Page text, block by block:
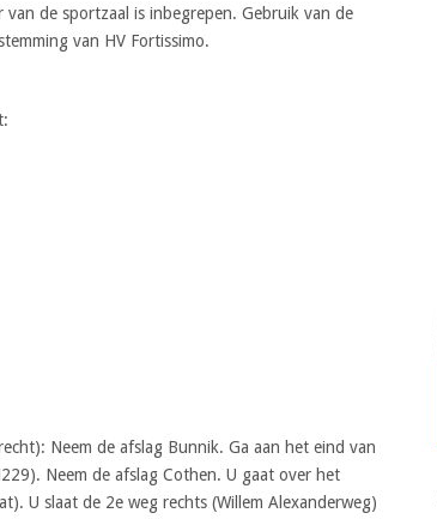
de sportzaal is inbegrepen. Gebruik van de
van HV Fortissimo.
Neem de afslag Bunnik. Ga aan het eind van
Neem de afslag Cothen. U gaat over het
U slaat de 2e weg rechts (Willem Alexanderweg)